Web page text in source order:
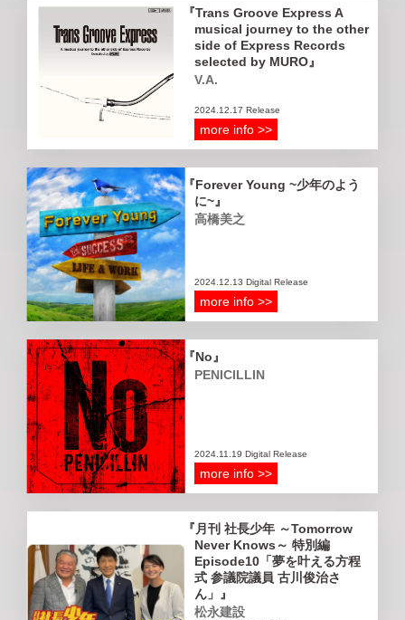
Trans Groove Express A
musical journey to the other
side of Express Records
selected by MURO
V.A.
2024.12.17 Release
more info >>
Forever Young ~少年のよう
に~
高橋美之
2024.12.13 Digital Release
more info >>
No
PENICILLIN
2024.11.19 Digital Release
more info >>
月刊 社長少年 ～Tomorrow
Never Knows～ 特別編
Episode10「夢を叶える方程
式 参議院議員 古川俊治さ
ん」
松永建設